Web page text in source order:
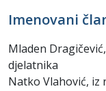
Imenovani
Mladen
djelatnika
Natko Vlahović, iz